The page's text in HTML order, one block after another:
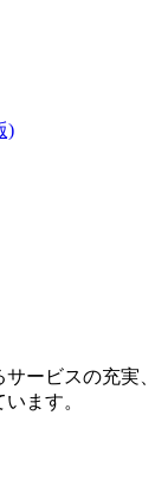
)
ービスの充実、
ます。